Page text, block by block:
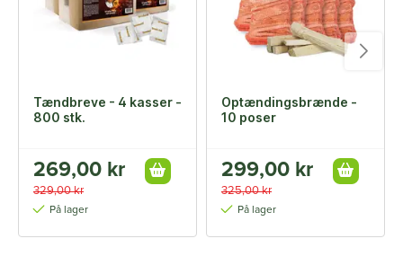
Tændbreve - 4 kasser -
800 stk.
269,00 kr
329,00 kr
På lager
Optændingsbrænde -
10 poser
299,00 kr
325,00 kr
På lager